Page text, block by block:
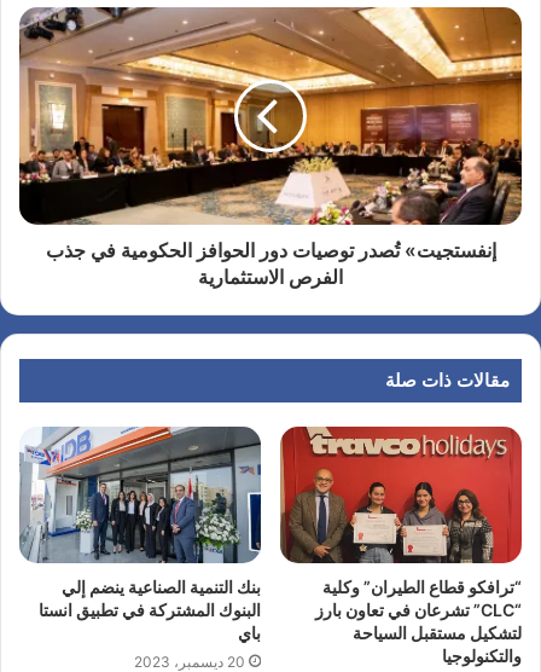
إنفستجيت» تُصدر توصيات دور الحوافز الحكومية في جذب
الفرص الاستثمارية
مقالات ذات صلة
“ترافكو قطاع الطيران” وكلية
“CLC” تشرعان في تعاون بارز
لتشكيل مستقبل السياحة
والتكنولوجيا
بنك التنمية الصناعية ينضم إلي
البنوك المشتركة في تطبيق انستا
باي
20 ديسمبر، 2023